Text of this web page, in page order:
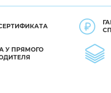
У ПРЯМОГО